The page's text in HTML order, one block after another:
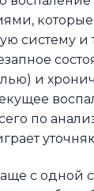
систему и
и
по
с одной